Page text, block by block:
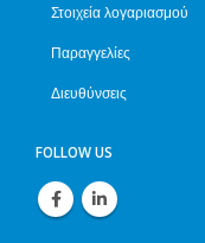
Στοιχεία λογαριασμού
Παραγγελίες
Διευθύνσεις
FOLLOW US